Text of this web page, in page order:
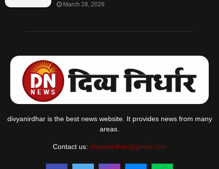
March 28, 2026
divyanirdhar is the best news website. It provides news from many
areas.
Contact us: divyanirdhar@gmail.com